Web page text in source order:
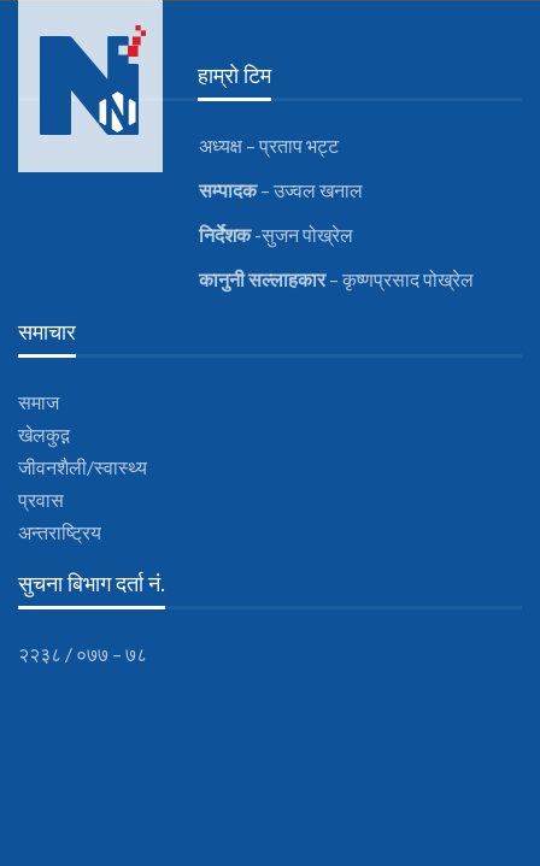
हाम्रो टिम
अध्यक्ष – प्रताप भट्ट
सम्पादक– उज्वल खनाल
निर्देशक-सुजन पोख्रेल
कानुनीसल्लाहकार– कृष्णप्रसाद पोख्रेल
समाचार
समाज
खेलकुद़़
जीवनशैली/स्वास्थ्य
प्रवास
अन्तराष्ट्रिय
सुचना बिभाग दर्ता नं.
२२३८ / ०७७ – ७८